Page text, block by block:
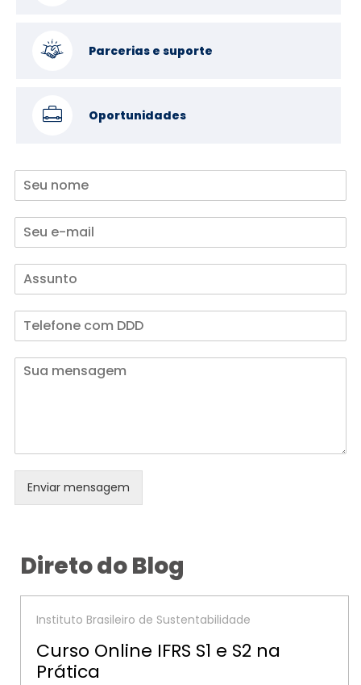
Parcerias e suporte
Oportunidades
Enviar mensagem
Direto do Blog
Instituto Brasileiro de Sustentabilidade
Curso Online IFRS S1 e S2 na
Prática